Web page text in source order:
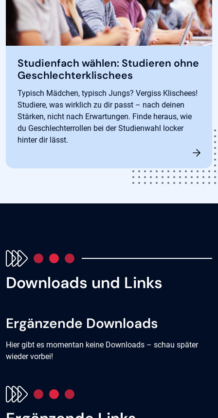
Studienfach wählen: Studieren ohne
Geschlechterklischees
Typisch Mädchen, typisch Jungs? Vergiss Klischees!
Studiere, was wirklich zu dir passt – nach deinen
Stärken, nicht nach Erwartungen. Finde heraus, wie
du Geschlechterrollen bei der Studienwahl locker
hinter dir lässt.
Downloads und Links
Ergänzende Downloads
Hier gibt es momentan keine Downloads – schau später
wieder vorbei!